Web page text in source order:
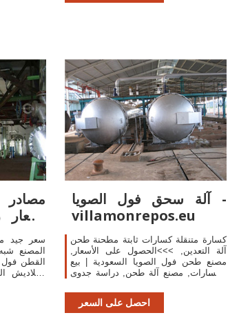
سعر جيد
المصنع
القطن
بنغلاديش
آلة سحق فول الصويا -
villamonrepos.eu
كسارة متنقلة كسارات ثابتة مطحنة طحن
آلة التعدين, >>>الحصول على الأسعار,
مصنع طحن فول الصويا السعودية | بيع
الكسارات, مصنع آلة طحن, دراسة جدوى
الصويا .
احصل على السعر